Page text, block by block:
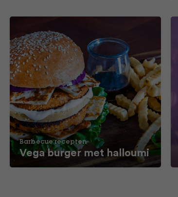
Barbecue recepten
Vega burger met halloumi